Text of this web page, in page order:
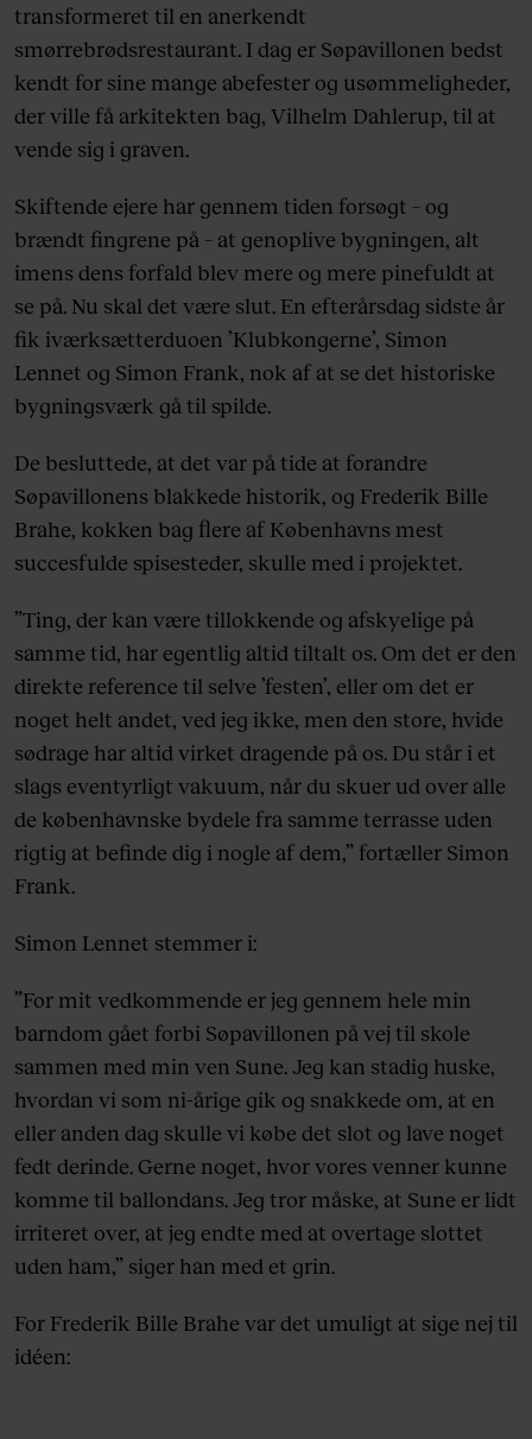
transformeret til en anerkendt
smørrebrødsrestaurant. I dag er Søpavillonen bedst
kendt for sine mange abefester og usømmeligheder,
der ville få arkitekten bag, Vilhelm Dahlerup, til at
vende sig i graven.
Skiftende ejere har gennem tiden forsøgt – og
brændt fingrene på – at genoplive bygningen, alt
imens dens forfald blev mere og mere pinefuldt at
se på. Nu skal det være slut. En efterårsdag sidste år
fik iværksætterduoen ’Klubkongerne’, Simon
Lennet og Simon Frank, nok af at se det historiske
bygningsværk gå til spilde.
De besluttede, at det var på tide at forandre
Søpavillonens blakkede historik, og Frederik Bille
Brahe, kokken bag flere af Københavns mest
succesfulde spisesteder, skulle med i projektet.
”Ting, der kan være tillokkende og afskyelige på
samme tid, har egentlig altid tiltalt os. Om det er den
direkte reference til selve ’festen’, eller om det er
noget helt andet, ved jeg ikke, men den store, hvide
sødrage har altid virket dragende på os. Du står i et
slags eventyrligt vakuum, når du skuer ud over alle
de københavnske bydele fra samme terrasse uden
rigtig at befinde dig i nogle af dem,” fortæller Simon
Frank.
Simon Lennet stemmer i:
”For mit vedkommende er jeg gennem hele min
barndom gået forbi Søpavillonen på vej til skole
sammen med min ven Sune. Jeg kan stadig huske,
hvordan vi som ni-årige gik og snakkede om, at en
eller anden dag skulle vi købe det slot og lave noget
fedt derinde. Gerne noget, hvor vores venner kunne
komme til ballondans. Jeg tror måske, at Sune er lidt
irriteret over, at jeg endte med at overtage slottet
uden ham,” siger han med et grin.
For Frederik Bille Brahe var det umuligt at sige nej til
idéen: